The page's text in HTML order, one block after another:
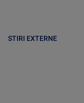
STIRI EXTERNE